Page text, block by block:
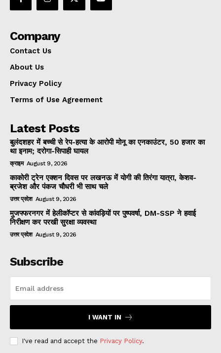
Company
Contact Us
About Us
Privacy Policy
Terms of Use Agreement
Latest Posts
बुलंदशहर में बच्ची से रेप-हत्या के आरोपी मोनू का एनकाउंटर, 50 हजार का
था इनाम; दरोगा-सिपाही घायल
क्राइम August 9, 2026
काकोरी ट्रेन एक्शन दिवस पर लखनऊ में योगी की तिरंगा यात्रा, केशव-
ब्रजेश और पंकज चौधरी भी साथ चले
उत्तर प्रदेश August 9, 2026
मुजफ्फरनगर में हेलीकॉप्टर से कांवड़ियों पर पुष्पवर्षा, DM-SSP ने हवाई
निरीक्षण कर परखी सुरक्षा व्यवस्था
उत्तर प्रदेश August 9, 2026
Subscribe
I WANT IN
I've read and accept the Privacy Policy.